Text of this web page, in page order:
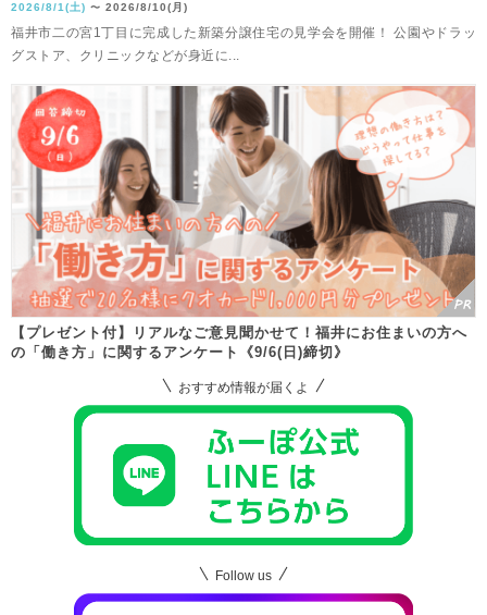
2026/8/1(土) 〜 2026/8/10(月)
福井市二の宮1丁目に完成した新築分譲住宅の見学会を開催！ 公園やドラッ
グストア、クリニックなどが身近に...
【プレゼント付】リアルなご意見聞かせて！福井にお住まいの方へ
の「働き方」に関するアンケート《9/6(日)締切》
おすすめ情報が届くよ
Follow us